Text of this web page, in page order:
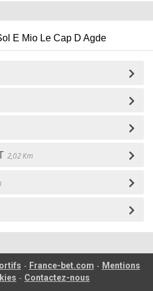
E Mio Le Cap D Agde
2,02 Km
- France-bet.com - Mentions
- Contactez-nous